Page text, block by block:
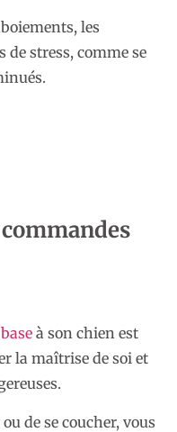
les
de stress, comme se
à son chien est
la maîtrise de soi et
de se coucher, vous